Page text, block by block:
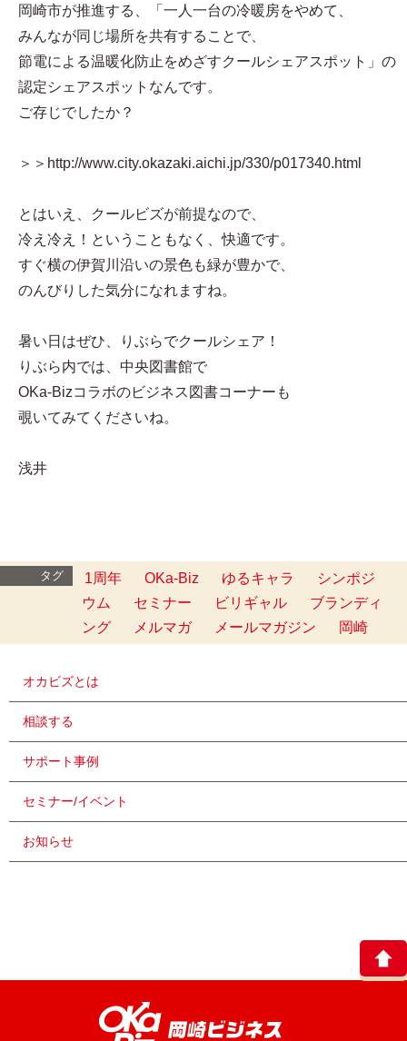
岡崎市が推進する、「一人一台の冷暖房をやめて、
みんなが同じ場所を共有することで、
節電による温暖化防止をめざすクールシェアスポット」の
認定シェアスポットなんです。
ご存じでしたか？
＞＞http://www.city.okazaki.aichi.jp/330/p017340.html
とはいえ、クールビズが前提なので、
冷え冷え！ということもなく、快適です。
すぐ横の伊賀川沿いの景色も緑が豊かで、
のんびりした気分になれますね。
暑い日はぜひ、りぶらでクールシェア！
りぶら内では、中央図書館で
OKa-Bizコラボのビジネス図書コーナーも
覗いてみてくださいね。
浅井
タグ 1周年 OKa-Biz ゆるキャラ
シンポジ
ウム
セミナー ビリギャル
ブランディ
ング
メルマガ メールマガジン 岡崎
オカビズとは
相談する
サポート事例
セミナー/イベント
お知らせ